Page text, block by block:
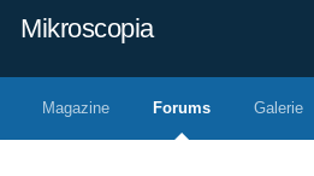
Mikroscopia
Magazine Forums Galerie